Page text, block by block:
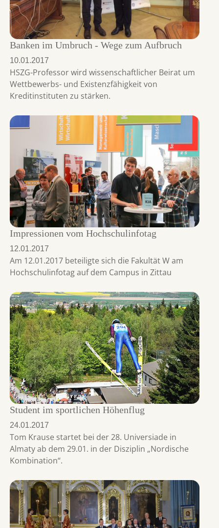
Banken im Umbruch - Wege zum Aufbruch
10.01.2017
HSZG-Professor wird wissenschaftlicher Beirat um
Wettbewerbs- und Existenzfähigkeit von
Kreditinstituten zu stärken.
Impressionen vom Hochschulinfotag
12.01.2017
Am 12.01.2017 beteiligte sich die Fakultät W am
Hochschulinfotag auf dem Campus in Zittau
Student im sportlichen Höhenflug
24.01.2017
Tom Krause startet bei der 28. Universiade in
Almaty ab dem 29.01. in der Disziplin „Nordische
Kombination“.